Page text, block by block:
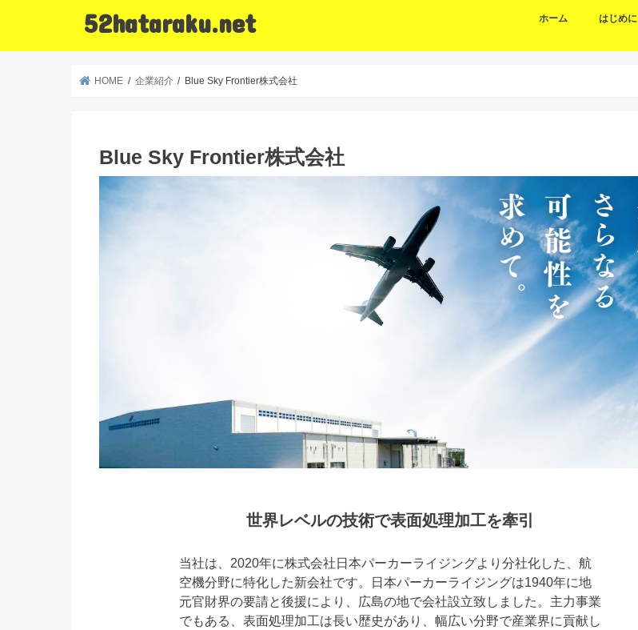
52hataraku.net ホーム はじめに
HOME 企業紹介 Blue Sky Frontier株式会社
Blue Sky Frontier株式会社
世界レベルの技術で表面処理加工を牽引
当社は、2020年に株式会社日本パーカーライジングより分社化した、航
空機分野に特化した新会社です。日本パーカーライジングは1940年に地
元官財界の要請と後援により、広島の地で会社設立致しました。主力事業
でもある、表面処理加工は長い歴史があり、幅広い分野で産業界に貢献し